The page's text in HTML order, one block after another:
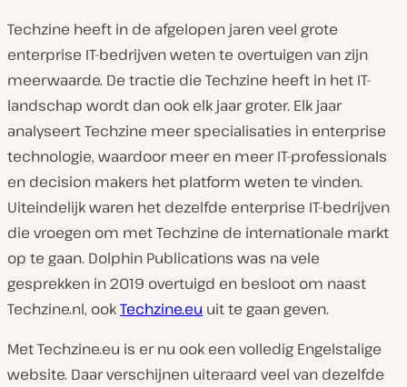
Techzine heeft in de afgelopen jaren veel grote
enterprise IT-bedrijven weten te overtuigen van zijn
meerwaarde. De tractie die Techzine heeft in het IT-
landschap wordt dan ook elk jaar groter. Elk jaar
analyseert Techzine meer specialisaties in enterprise
technologie, waardoor meer en meer IT-professionals
en decision makers het platform weten te vinden.
Uiteindelijk waren het dezelfde enterprise IT-bedrijven
die vroegen om met Techzine de internationale markt
op te gaan. Dolphin Publications was na vele
gesprekken in 2019 overtuigd en besloot om naast
Techzine.nl, ookTechzine.eu uit te gaan geven.
Met Techzine.eu is er nu ook een volledig Engelstalige
website. Daar verschijnen uiteraard veel van dezelfde